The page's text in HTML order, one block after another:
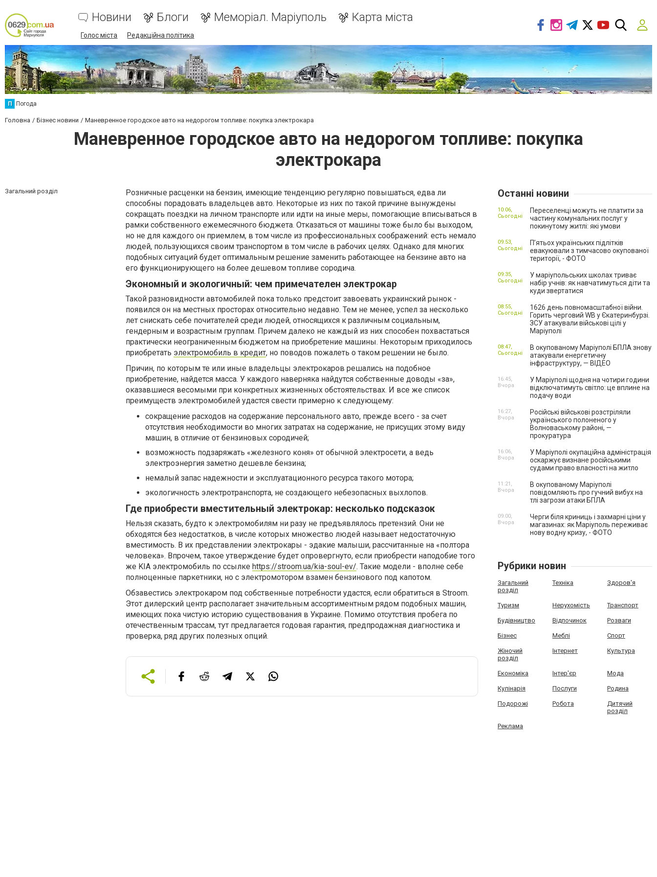
Новини Блоги Меморіал. Маріуполь Карта міста
Голос міста Редакційна політика
П Погода
Головна Бізнес новини Маневренное городское авто на недорогом топливе: покупка электрокара
Маневренное городское авто на недорогом топливе: покупка
электрокара
Загальний розділ
Розничные расценки на бензин, имеющие тенденцию регулярно повышаться, едва ли
способны порадовать владельцев авто. Некоторые из них по такой причине вынуждены
сокращать поездки на личном транспорте или идти на иные меры, помогающие вписываться в
рамки собственного ежемесячного бюджета. Отказаться от машины тоже было бы выходом,
но не для каждого он приемлем, в том числе из профессиональных соображений: есть немало
людей, пользующихся своим транспортом в том числе в рабочих целях. Однако для многих
подобных ситуаций будет оптимальным решение заменить работающее на бензине авто на
его функционирующего на более дешевом топливе сородича.
Экономный и экологичный: чем примечателен электрокар
Такой разновидности автомобилей пока только предстоит завоевать украинский рынок -
появился он на местных просторах относительно недавно. Тем не менее, успел за несколько
лет снискать себе почитателей среди людей, относящихся к различным социальным,
гендерным и возрастным группам. Причем далеко не каждый из них способен похвастаться
практически неограниченным бюджетом на приобретение машины. Некоторым приходилось
приобретать электромобиль в кредит, но поводов пожалеть о таком решении не было.
Причин, по которым те или иные владельцы электрокаров решались на подобное
приобретение, найдется масса. У каждого наверняка найдутся собственные доводы «за»,
оказавшиеся весомыми при конкретных жизненных обстоятельствах. И все же список
преимуществ электромобилей удастся свести примерно к следующему:
сокращение расходов на содержание персонального авто, прежде всего - за счет
отсутствия необходимости во многих затратах на содержание, не присущих этому виду
машин, в отличие от бензиновых сородичей;
возможность подзаряжать «железного коня» от обычной электросети, а ведь
электроэнергия заметно дешевле бензина;
немалый запас надежности и эксплуатационного ресурса такого мотора;
экологичность электротранспорта, не создающего небезопасных выхлопов.
Где приобрести вместительный электрокар: несколько подсказок
Нельзя сказать, будто к электромобилям ни разу не предъявлялось претензий. Они не
обходятся без недостатков, в числе которых множество людей называет недостаточную
вместимость. В их представлении электрокары - эдакие малыши, рассчитанные на «полтора
человека». Впрочем, такое утверждение будет опровергнуто, если приобрести наподобие того
же KIA электромобиль по ссылке https://stroom.ua/kia-soul-ev/. Такие модели - вполне себе
полноценные паркетники, но с электромотором взамен бензинового под капотом.
Обзавестись электрокаром под собственные потребности удастся, если обратиться в Stroom.
Этот дилерский центр располагает значительным ассортиментным рядом подобных машин,
имеющих пока чистую историю существования в Украине. Помимо отсутствия пробега по
отечественным трассам, тут предлагается годовая гарантия, предпродажная диагностика и
проверка, ряд других полезных опций.
Останні новини
Переселенці можуть не платити за
частину комунальних послуг у
покинутому житлі: які умови
10:06,
Сьогодні
П’ятьох українських підлітків
евакуювали з тимчасово окупованої
території, - ФОТО
09:53,
Сьогодні
У маріупольських школах триває
набір учнів: як навчатимуться діти та
куди звертатися
09:35,
Сьогодні
1626 день повномасштабної війни.
Горить черговий WB у Єкатеринбурзі.
ЗСУ атакували військові цілі у
Маріуполі
08:55,
Сьогодні
В окупованому Маріуполі БПЛА знову
атакували енергетичну
інфраструктуру, — ВІДЕО
08:47,
Сьогодні
У Маріуполі щодня на чотири години
відключатимуть світло: це вплине на
подачу води
16:45,
Вчора
Російські військові розстріляли
українського полоненого у
Волноваському районі, —
прокуратура
16:27,
Вчора
У Маріуполі окупаційна адміністрація
оскаржує визнане російськими
судами право власності на житло
16:06,
Вчора
В окупованому Маріуполі
повідомляють про гучний вибух на
тлі загрози атаки БПЛА
11:21,
Вчора
Черги біля криниць і захмарні ціни у
магазинах: як Маріуполь переживає
нову водну кризу, - ФОТО
09:00,
Вчора
Рубрики новин
Загальний
розділ
Техніка Здоров'я
Туризм Нерухомість Транспорт
Будівництво Відпочинок Розваги
Бізнес Меблі Спорт
Жіночий
розділ
Інтернет Культура
Економіка Інтер'єр Мода
Кулінарія Послуги Родина
Подорожі Робота
Дитячий
розділ
Реклама